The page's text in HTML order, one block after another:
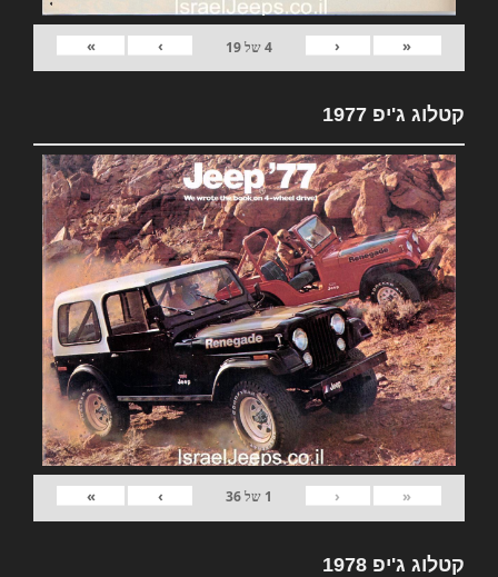
«
‹
4של19
›
»
קטלוג ג'יפ 1977
«
‹
1 של36
›
»
קטלוג ג'יפ 1978